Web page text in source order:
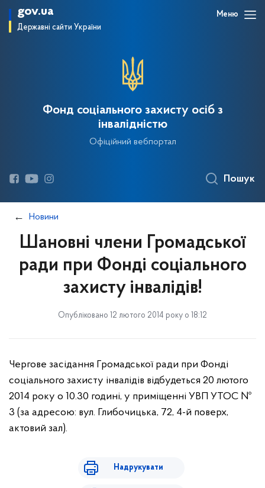
gov.ua
Державні сайти України
Меню
Фонд соціального захисту осіб з
інвалідністю
Офіційний вебпортал
Пошук
Новини
Шановні члени Громадської
ради при Фонді соціального
захисту інвалідів!
Опубліковано 12 лютого 2014 року о 18:12
Чергове засідання Громадської ради при Фонді
соціального захисту інвалідів відбудеться 20 лютого
2014 року о 10.30 годині, у приміщенні УВП УТОС №
3 (за адресою: вул. Глибочицька, 72, 4-й поверх,
актовий зал).
Надрукувати